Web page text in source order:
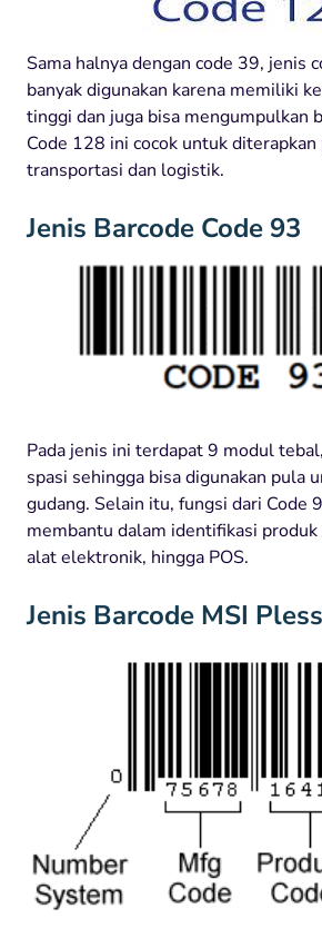
Sama halnya dengan code 39, jenis
banyak digunakan karena memiliki
tinggi dan juga bisa mengumpulkan
Code 128 ini cocok untuk diterapkan
transportasi dan logistik.
Jenis Barcode Code 93
Pada jenis ini terdapat 9 modul
spasi sehingga bisa digunakan pula
gudang. Selain itu, fungsi dari Code
membantu dalam identifikasi
alat elektronik, hingga POS.
Jenis Barcode MSI